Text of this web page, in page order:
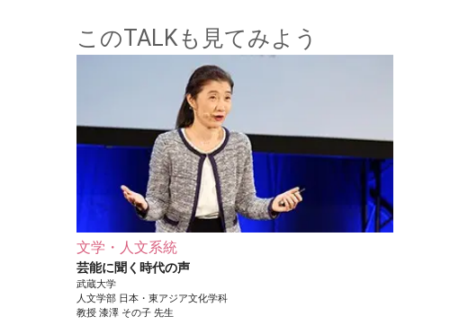
このTALKも見てみよう
文学・人文系統
芸能に聞く時代の声
武蔵大学
人文学部 日本・東アジア文化学科
教授 漆澤 その子 先生